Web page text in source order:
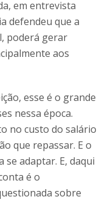
em entrevista
defendeu que a
poderá gerar
aos
esse é o grande
nessa época.
no custo do salário
que repassar. E o
se adaptar. E, daqui
é o
sobre